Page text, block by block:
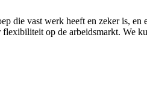
die vast werk heeft en zeker is, en
op de arbeidsmarkt. We